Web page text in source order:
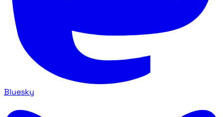
Bluesky